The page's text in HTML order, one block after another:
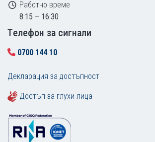
Работно време
8:15 – 16:30
Tелефон за сигнали
0700 144 10
Декларация за достъпност
Достъп за глухи лица